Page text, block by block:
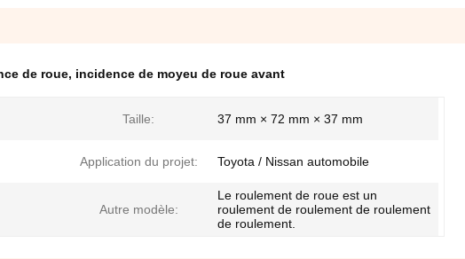
de roue, incidence de moyeu de roue avant
Taille: 37 mm × 72 mm × 37 mm
Application du projet: Toyota / Nissan automobile
Autre modèle:
Le roulement de roue est un
roulement de roulement de roulement
de roulement.